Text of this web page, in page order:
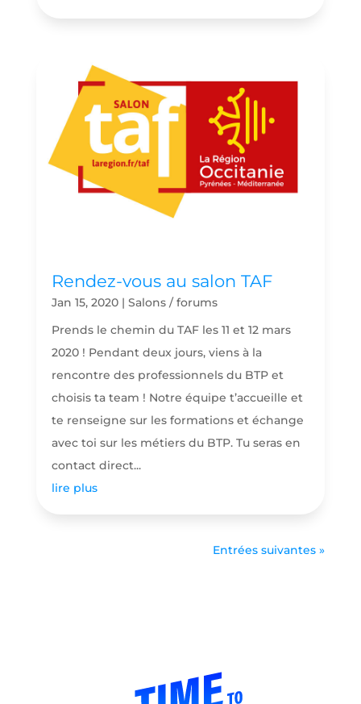
Rendez-vous au salon TAF
Jan 15, 2020| Salons / forums
Prends le chemin du TAF les 11 et 12 mars
2020 ! Pendant deux jours, viens à la
rencontre des professionnels du BTP et
choisis ta team ! Notre équipe t’accueille et
te renseigne sur les formations et échange
avec toi sur les métiers du BTP. Tu seras en
contact direct...
lire plus
Entrées suivantes »